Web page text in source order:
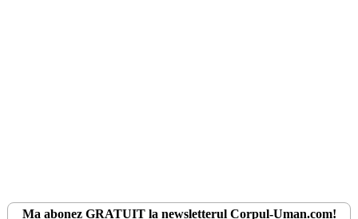
Ma abonez GRATUITla newsletterul Corpul-Uman.com!